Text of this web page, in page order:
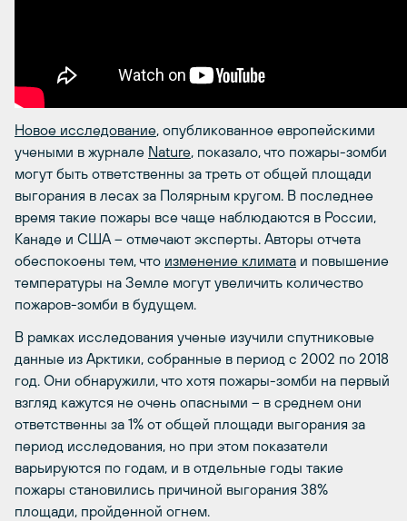
Новое исследование, опубликованное европейскими
учеными в журнале Nature, показало, что пожары-зомби
могут быть ответственны за треть от общей площади
выгорания в лесах за Полярным кругом. В последнее
время такие пожары все чаще наблюдаются в России,
Канаде и США – отмечают эксперты. Авторы отчета
обеспокоены тем, что изменение климата и повышение
температуры на Земле могут увеличить количество
пожаров-зомби в будущем.
В рамках исследования ученые изучили спутниковые
данные из Арктики, собранные в период с 2002 по 2018
год. Они обнаружили, что хотя пожары-зомби на первый
взгляд кажутся не очень опасными – в среднем они
ответственны за 1% от общей площади выгорания за
период исследования, но при этом показатели
варьируются по годам, и в отдельные годы такие
пожары становились причиной выгорания 38%
площади, пройденной огнем.